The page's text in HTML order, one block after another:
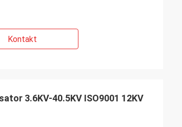
Kontakt
3.6KV-40.5KV ISO9001 12KV